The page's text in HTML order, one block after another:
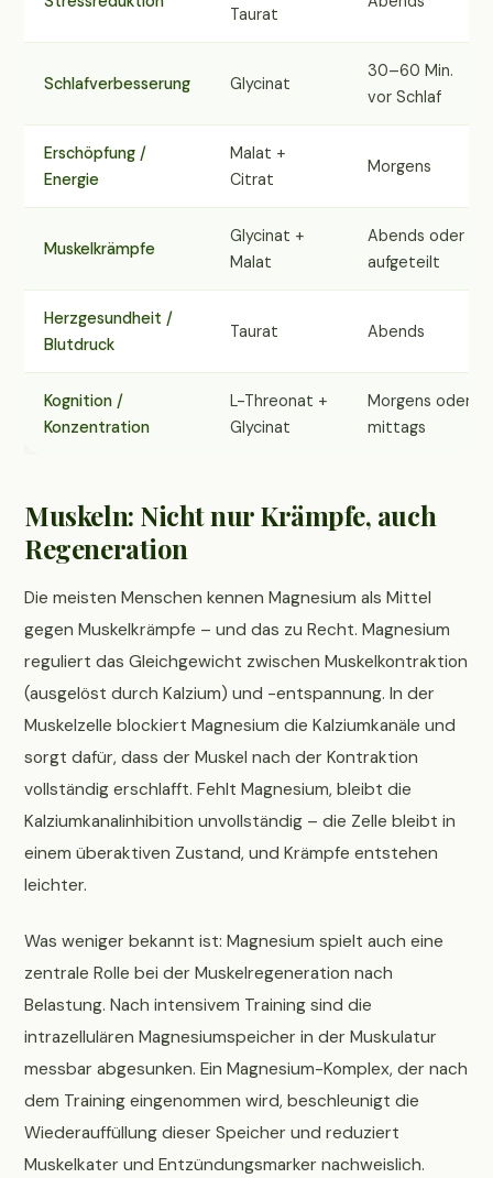
Taurat
Schlafverbesserung Glycinat
30–60 Min.
vor Schlaf
Erschöpfung /
Energie
Malat +
Citrat
Morgens
Muskelkrämpfe
Glycinat +
Malat
Abends oder
aufgeteilt
Herzgesundheit /
Blutdruck
Taurat Abends
Kognition /
Konzentration
L-Threonat +
Glycinat
Morgens oder
mittags
Muskeln: Nicht nur Krämpfe, auch
Regeneration
Die meisten Menschen kennen Magnesium als Mittel
gegen Muskelkrämpfe – und das zu Recht. Magnesium
reguliert das Gleichgewicht zwischen Muskelkontraktion
(ausgelöst durch Kalzium) und -entspannung. In der
Muskelzelle blockiert Magnesium die Kalziumkanäle und
sorgt dafür, dass der Muskel nach der Kontraktion
vollständig erschlafft. Fehlt Magnesium, bleibt die
Kalziumkanalinhibition unvollständig – die Zelle bleibt in
einem überaktiven Zustand, und Krämpfe entstehen
leichter.
Was weniger bekannt ist: Magnesium spielt auch eine
zentrale Rolle bei der Muskelregeneration nach
Belastung. Nach intensivem Training sind die
intrazellulären Magnesiumspeicher in der Muskulatur
messbar abgesunken. Ein Magnesium-Komplex, der nach
dem Training eingenommen wird, beschleunigt die
Wiederauffüllung dieser Speicher und reduziert
Muskelkater und Entzündungsmarker nachweislich.